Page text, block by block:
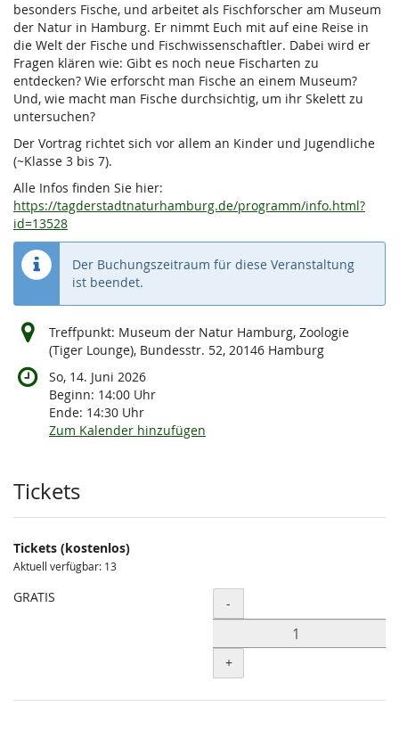
besonders Fische, und arbeitet als Fischforscher am Museum
der Natur in Hamburg. Er nimmt Euch mit auf eine Reise in
die Welt der Fische und Fischwissenschaftler. Dabei wird er
Fragen klären wie: Gibt es noch neue Fischarten zu
entdecken? Wie erforscht man Fische an einem Museum?
Und, wie macht man Fische durchsichtig, um ihr Skelett zu
untersuchen?
Der Vortrag richtet sich vor allem an Kinder und Jugendliche
(~Klasse 3 bis 7).
Alle Infos finden Sie hier:
https://tagderstadtnaturhamburg.de/programm/info.html?
id=13528
Der Buchungszeitraum für diese Veranstaltung
ist beendet.
Treffpunkt: Museum der Natur Hamburg, Zoologie
(Tiger Lounge), Bundesstr. 52, 20146 Hamburg
So, 14. Juni 2026
Beginn: 14:00 Uhr
Ende: 14:30 Uhr
Zum Kalender hinzufügen
Produkte
Tickets
Tickets (kostenlos)
Aktuell verfügbar: 13
GRATIS Menge
-
+